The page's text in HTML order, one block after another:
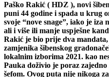
Paško Rakić ( HDZ ), novi
puni 44 godine i spada u krug
svoje “nove snage”, iako je
ali i više ili manje uspješne
Rakić je bio prije dva
zamjenika šibenskog
lokalnim izborima 2021. kao
Pauka doživio je poraz
šefom. Ovog puta nije nikoga